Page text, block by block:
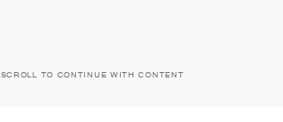
SCROLL TO CONTINUE WITH CONTENT